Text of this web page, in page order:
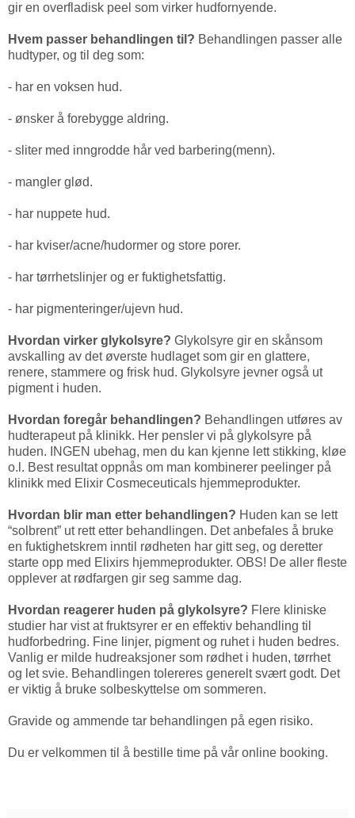
gir en overfladisk peel som virker hudfornyende.
Hvem passer behandlingen til? Behandlingen passer alle
hudtyper, og til deg som:
- har en voksen hud.
- ønsker å forebygge aldring.
- sliter med inngrodde hår ved barbering(menn).
- mangler glød.
- har nuppete hud.
- har kviser/acne/hudormer og store porer.
- har tørrhetslinjer og er fuktighetsfattig.
- har pigmenteringer/ujevn hud.
Hvordan virker glykolsyre? Glykolsyre gir en skånsom
avskalling av det øverste hudlaget som gir en glattere,
renere, stammere og frisk hud. Glykolsyre jevner også ut
pigment i huden.
Hvordan foregår behandlingen? Behandlingen utføres av
hudterapeut på klinikk. Her pensler vi på glykolsyre på
huden. INGEN ubehag, men du kan kjenne lett stikking, kløe
o.l. Best resultat oppnås om man kombinerer peelinger på
klinikk med Elixir Cosmeceuticals hjemmeprodukter.
Hvordan blir man etter behandlingen? Huden kan se lett
“solbrent” ut rett etter behandlingen. Det anbefales å bruke
en fuktighetskrem inntil rødheten har gitt seg, og deretter
starte opp med Elixirs hjemmeprodukter. OBS! De aller fleste
opplever at rødfargen gir seg samme dag.
Hvordan reagerer huden på glykolsyre? Flere kliniske
studier har vist at fruktsyrer er en effektiv behandling til
hudforbedring. Fine linjer, pigment og ruhet i huden bedres.
Vanlig er milde hudreaksjoner som rødhet i huden, tørrhet
og let svie. Behandlingen tolereres generelt svært godt. Det
er viktig å bruke solbeskyttelse om sommeren.
Gravide og ammende tar behandlingen på egen risiko.
Du er velkommen til å bestille time på vår online booking.